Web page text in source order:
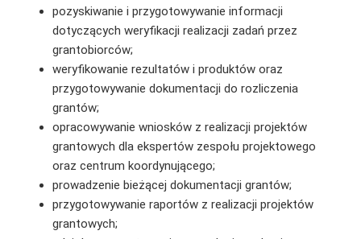
pozyskiwanie i przygotowywanie informacji
dotyczących weryfikacji realizacji zadań przez
grantobiorców;
weryfikowanie rezultatów i produktów oraz
przygotowywanie dokumentacji do rozliczenia
grantów;
opracowywanie wniosków z realizacji projektów
grantowych dla ekspertów zespołu projektowego
oraz centrum koordynującego;
prowadzenie bieżącej dokumentacji grantów;
przygotowywanie raportów z realizacji projektów
grantowych;